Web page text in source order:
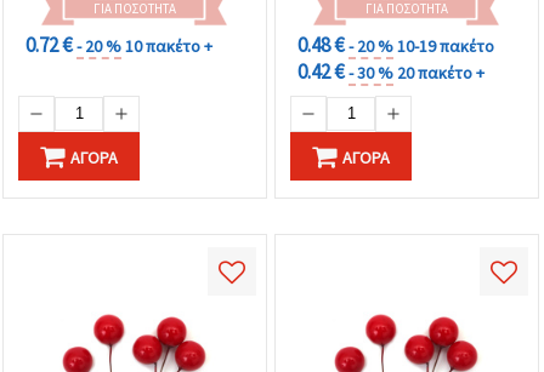
ΓΙΑ ΠΟΣΌΤΗΤΑ
0.72 €- 20 %10 πακέτο +
ΑΓΟΡΆ
ΓΙΑ ΠΟΣΌΤΗΤΑ
0.48 €- 20 %10-19 πακέτο
0.42 €- 30 % 20 πακέτο +
ΑΓΟΡΆ